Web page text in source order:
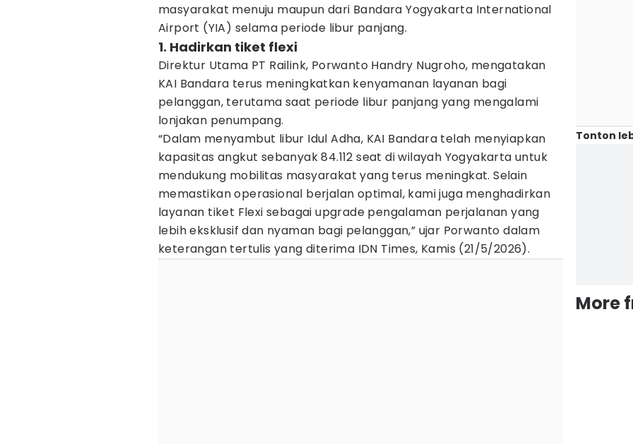
masyarakat menuju maupun dari Bandara Yogyakarta International
Airport (YIA) selama periode libur panjang.
1. Hadirkan tiket flexi
Direktur Utama PT Railink, Porwanto Handry Nugroho, mengatakan
KAI Bandara terus meningkatkan kenyamanan layanan bagi
pelanggan, terutama saat periode libur panjang yang mengalami
lonjakan penumpang.
“Dalam menyambut libur Idul Adha, KAI Bandara telah menyiapkan
kapasitas angkut sebanyak 84.112 seat di wilayah Yogyakarta untuk
mendukung mobilitas masyarakat yang terus meningkat. Selain
memastikan operasional berjalan optimal, kami juga menghadirkan
layanan tiket Flexi sebagai upgrade pengalaman perjalanan yang
lebih eksklusif dan nyaman bagi pelanggan,” ujar Porwanto dalam
keterangan tertulis yang diterima IDN Times, Kamis (21/5/2026).
Tonton
More